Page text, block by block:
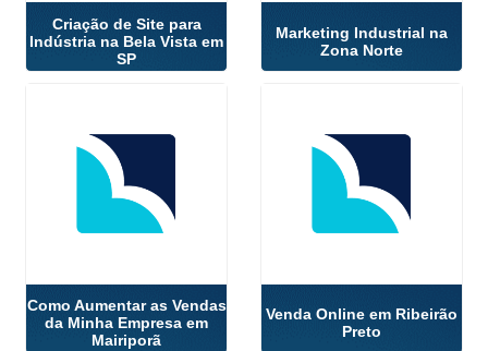
Criação de Site para
Indústria na Bela Vista em
SP
Marketing Industrial na
Zona Norte
Como Aumentar as Vendas
da Minha Empresa em
Mairiporã
Venda Online em Ribeirão
Preto